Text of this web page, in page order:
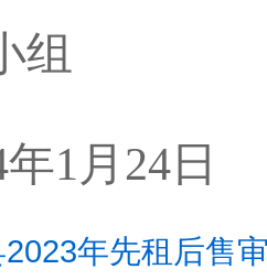
组
年1 月 24日
年先租后售